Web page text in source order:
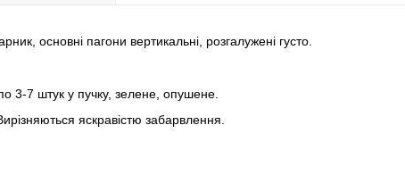
основні пагони вертикальні, розгалужені густо.
3-7 штук у пучку, зелене, опушене.
яскравістю забарвлення.